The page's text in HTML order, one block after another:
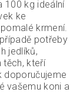
100 kg ideální
ke
krmení.
potřeby
jedlíků,
těch, kteří
doporučujeme
vašemu koni a